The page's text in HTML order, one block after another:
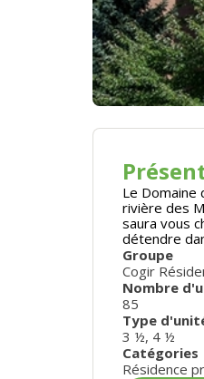
Le Domaine
rivière des
saura vous
détendre
Groupe
Cogir
Nombre
85
Type
3 ½, 4 ½
Catégories
Résidence